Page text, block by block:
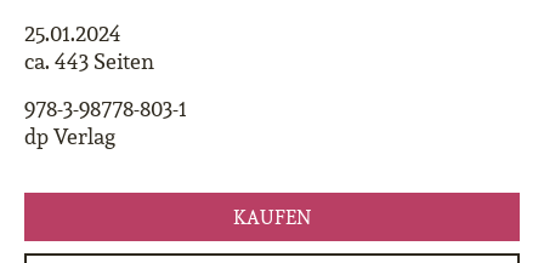
25.01.2024
ca. 443 Seiten
978-3-98778-803-1
dp Verlag
KAUFEN